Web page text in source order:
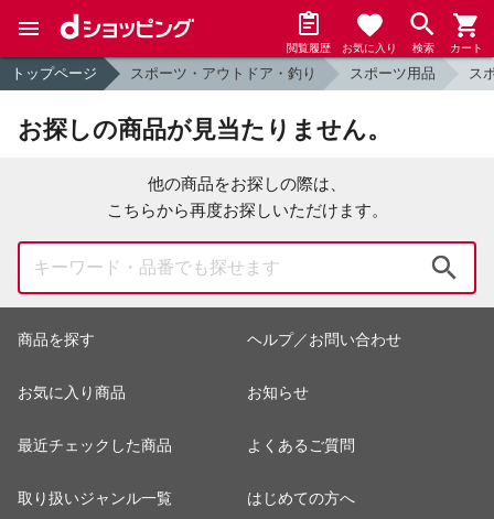
閲覧履歴 お気に入り 検索 カート
トップページ スポーツ・アウトドア・釣り スポーツ用品 ス
お探しの商品が見当たりません。
他の商品をお探しの際は、
こちらから再度お探しいただけます。
商品を探す
お気に入り商品
最近チェックした商品
取り扱いジャンル一覧
ヘルプ／お問い合わせ
お知らせ
よくあるご質問
はじめての方へ